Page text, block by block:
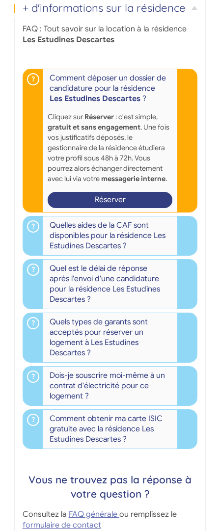
+ d'informations sur la résidence
FAQ : Tout savoir sur la location à la résidence
Les Estudines Descartes
Comment déposer un dossier de
candidature pour la résidence
Les Estudines Descartes?
Cliquez sur Réserver: c'est simple,
gratuit et sans engagement. Une fois
vos justificatifs déposés, le
gestionnaire de la résidence étudiera
votre profil sous 48h à 72h. Vous
pourrez alors échanger directement
avec lui via votre messagerie interne.
Réserver
Quelles aides de la CAF sont
disponibles pour la résidence Les
Estudines Descartes ?
Quel est le délai de réponse
après l'envoi d'une candidature
pour la résidence Les Estudines
Descartes ?
Quels types de garants sont
acceptés pour réserver un
logement à Les Estudines
Descartes ?
Dois-je souscrire moi-même à un
contrat d'électricité pour ce
logement ?
Comment obtenir ma carte ISIC
gratuite avec la résidence Les
Estudines Descartes ?
Vous ne trouvez pas la réponse à
votre question ?
Consultez la FAQ générale ou remplissez le
formulaire de contact